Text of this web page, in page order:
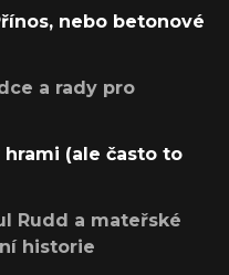
nebo betonové
a rady pro
(ale často to
Rudd a mateřské
historie